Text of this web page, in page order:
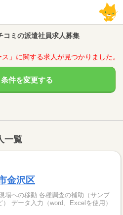
ミの派遣社員求人募集
」に関する求人が見つかりました。
条件を変更する
一覧
金沢区
場への移動 各種調査の補助（サンプ
データ入力（word、Excelを使用）